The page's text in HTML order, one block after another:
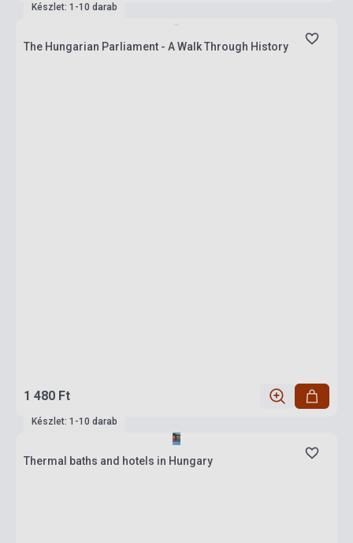
Készlet: 1-10 darab
The Hungarian Parliament - A Walk Through History
1 480 Ft
Készlet: 1-10 darab
Thermal baths and hotels in Hungary